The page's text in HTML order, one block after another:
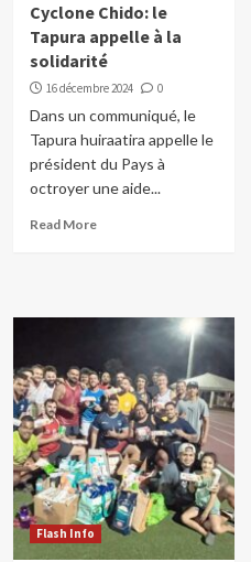
Cyclone Chido: le
Tapura appelle à la
solidarité
16 décembre 2024 0
Dans un communiqué, le
Tapura huiraatira appelle le
président du Pays à
octroyer une aide...
Read More
Flash Info